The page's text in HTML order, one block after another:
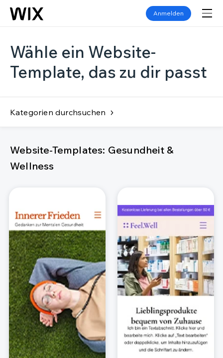
Anmelden
Wähle ein Website-
Template, das zu dir passt
Kategorien durchsuchen
Website-Templates: Gesundheit &
Wellness